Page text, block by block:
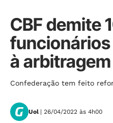
CBF demite
à arbitragem
Confederação tem feito
Uol | 26/04/2022 às 4h00